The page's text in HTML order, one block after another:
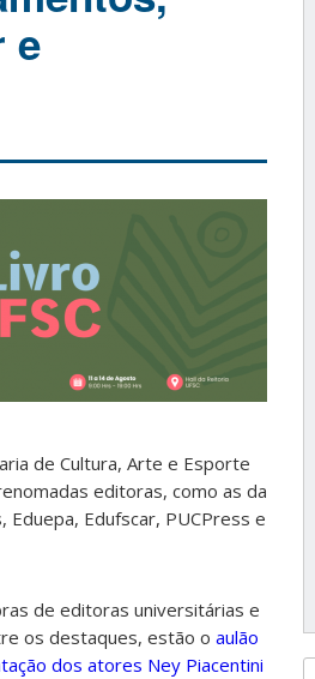
e
de Cultura, Arte e Esporte
editoras, como as da
Eduepa, Edufscar, PUCPress e
de editoras universitárias e
os destaques, estão o aulão
dos atores Ney Piacentini